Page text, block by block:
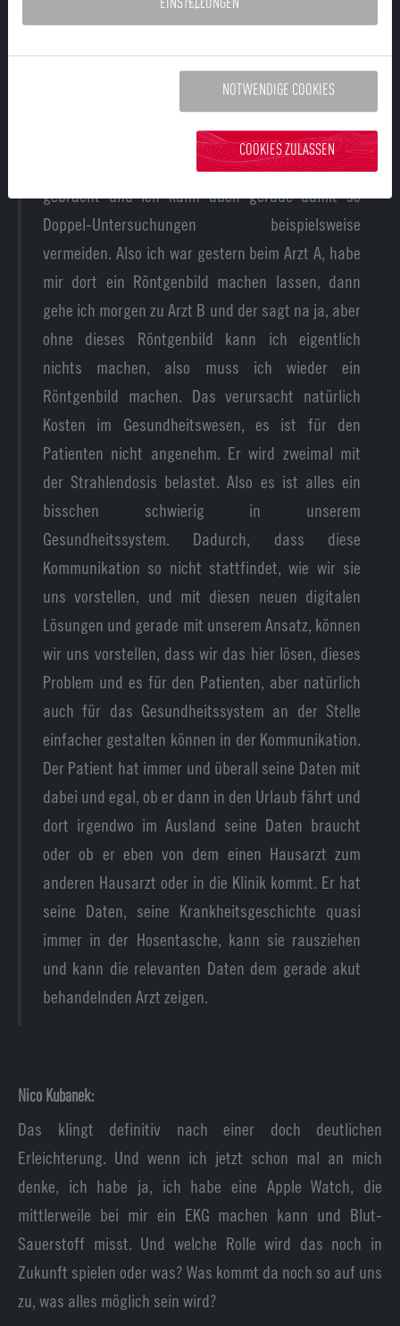
zum Beispiel dem Arzt dann einen QR Code auf
meinem Smartphone zeigen. Der Arzt scannt es
wiederum mit seiner Software ein und bekommt
die relevanten Daten sofort angezeigt. Damit habe
ich diese eins-zu-eins-Kommunikation zwischen
Arzt und Patient auf ein ganz anderes Level
gebracht und ich kann auch gerade damit so
Doppel-Untersuchungen beispielsweise
vermeiden. Also ich war gestern beim Arzt A, habe
mir dort ein Röntgenbild machen lassen, dann
gehe ich morgen zu Arzt B und der sagt na ja, aber
ohne dieses Röntgenbild kann ich eigentlich
nichts machen, also muss ich wieder ein
Röntgenbild machen. Das verursacht natürlich
Kosten im Gesundheitswesen, es ist für den
Patienten nicht angenehm. Er wird zweimal mit
der Strahlendosis belastet. Also es ist alles ein
bisschen schwierig in unserem
Gesundheitssystem. Dadurch, dass diese
Kommunikation so nicht stattfindet, wie wir sie
uns vorstellen, und mit diesen neuen digitalen
Lösungen und gerade mit unserem Ansatz, können
wir uns vorstellen, dass wir das hier lösen, dieses
Problem und es für den Patienten, aber natürlich
auch für das Gesundheitssystem an der Stelle
einfacher gestalten können in der Kommunikation.
Der Patient hat immer und überall seine Daten mit
dabei und egal, ob er dann in den Urlaub fährt und
dort irgendwo im Ausland seine Daten braucht
oder ob er eben von dem einen Hausarzt zum
anderen Hausarzt oder in die Klinik kommt. Er hat
seine Daten, seine Krankheitsgeschichte quasi
immer in der Hosentasche, kann sie rausziehen
und kann die relevanten Daten dem gerade akut
behandelnden Arzt zeigen.
Nico Kubanek:
Das klingt definitiv nach einer doch deutlichen
Erleichterung. Und wenn ich jetzt schon mal an mich
denke, ich habe ja, ich habe eine Apple Watch, die
mittlerweile bei mir ein EKG machen kann und Blut-
Sauerstoff misst. Und welche Rolle wird das noch in
Zukunft spielen oder was? Was kommt da noch so auf uns
zu, was alles möglich sein wird?
EINSTELLUNGEN
NOTWENDIGE COOKIES
COOKIES ZULASSEN